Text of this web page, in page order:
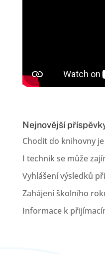
Nejnovější
Chodit do knihovny
I technik se může
Vyhlášení výsledků
Zahájení školního
Informace k